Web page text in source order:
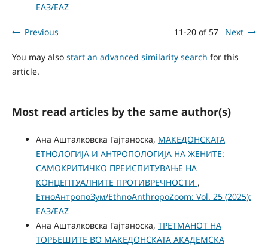
ЕАЗ/EAZ
Previous 11-20 of 57 Next
You may also start an advanced similarity search for this
article.
Most read articles by the same author(s)
Ана Ашталковска Гајтаноска, МАКЕДОНСКАТА
ЕТНОЛОГИЈА И АНТРОПОЛОГИЈА НА ЖЕНИТЕ:
САМОКРИТИЧКО ПРЕИСПИТУВАЊЕ НА
КОНЦЕПТУАЛНИТЕ ПРОТИВРЕЧНОСТИ ,
ЕтноАнтропоЗум/EthnoAnthropoZoom: Vol. 25 (2025):
ЕАЗ/EAZ
Ана Ашталковска Гајтаноска, ТРЕТМАНОТ НА
ТОРБЕШИТЕ ВО МАКЕДОНСКАТА АКАДЕМСКА